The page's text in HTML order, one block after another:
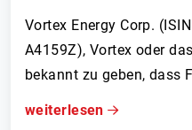
Vortex Energy Corp.
A4159Z), Vortex oder
bekannt zu geben, dass
weiterlesen